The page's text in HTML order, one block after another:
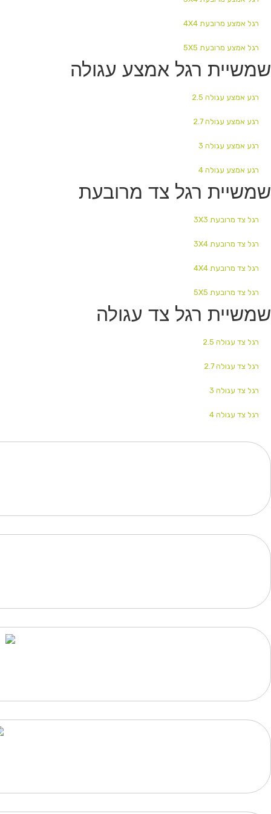
רגל אמצע מרובעת 4X4
רגל אמצע מרובעת 5X5
שמשיית רגל אמצע עגולה
רגע אמצע עגולה 2.5
רגע אמצע עגולה 2.7
רגע אמצע עגולה 3
רגע אמצע עגולה 4
שמשיית רגל צד מרובעת
רגל צד מרובעת 3X3
רגל צד מרובעת 3X4
רגל צד מרובעת 4X4
רגל צד מרובעת 5X5
שמשיית רגל צד עגולה
רגל צד עגולה 2.5
רגל צד עגולה 2.7
רגל צד עגולה 3
רגל צד עגולה 4